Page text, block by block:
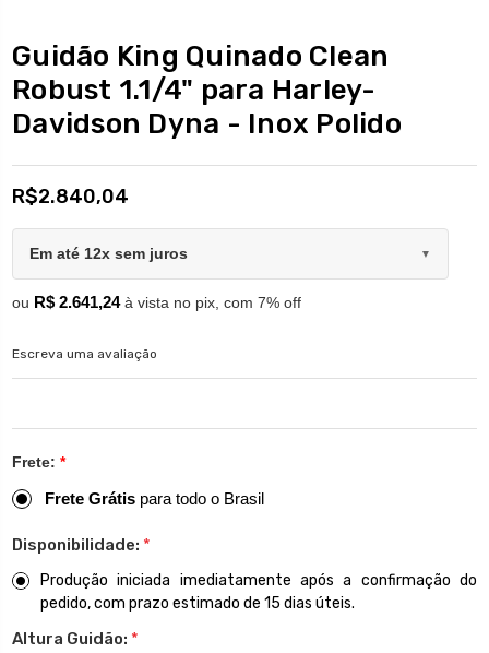
Guidão King Quinado Clean
Robust 1.1/4" para Harley-
Davidson Dyna - Inox Polido
R$2.840,04
Em até 12x sem juros ▼
ou R$ 2.641,24à vista no pix, com 7% off
Escreva uma avaliação
Frete: *
Frete Grátis para todo o Brasil
Disponibilidade: *
Produção iniciada imediatamente após a confirmação do
pedido, com prazo estimado de 15 dias úteis.
Altura Guidão: *